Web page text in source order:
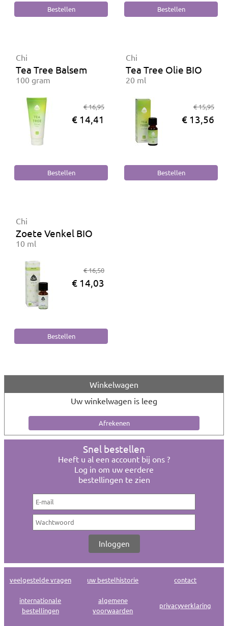
Chi
Tea Tree Balsem
100 gram
€ 16,95
€ 14,41
Chi
Tea Tree Olie BIO
20 ml
€ 15,95
€ 13,56
Chi
Zoete Venkel BIO
10 ml
€ 16,50
€ 14,03
Winkelwagen
Uw winkelwagen is leeg
Snel bestellen
Heeft u al een account bij ons ?
Log in om uw eerdere
bestellingen te zien
veelgestelde vragen uw bestelhistorie contact
internationale
bestellingen
algemene
voorwaarden
privacyverklaring